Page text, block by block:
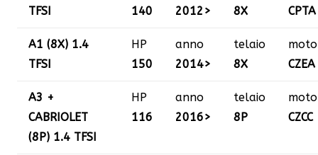
TFSI
140
2012>
8X
CPTA
A1 (8X) 1.4
TFSI
HP
150
anno
2014>
telaio
8X
CZEA
A3 +
CABRIOLET
(8P) 1.4 TFSI
HP
116
anno
2016>
telaio
8P
CZCC